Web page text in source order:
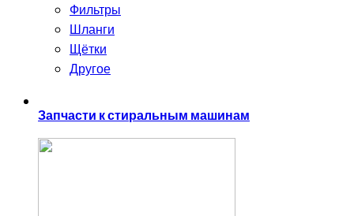
Фильтры
Шланги
Щётки
Другое
Запчасти к стиральным машинам